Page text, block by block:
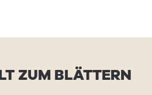
ZUM BLÄT­TERN